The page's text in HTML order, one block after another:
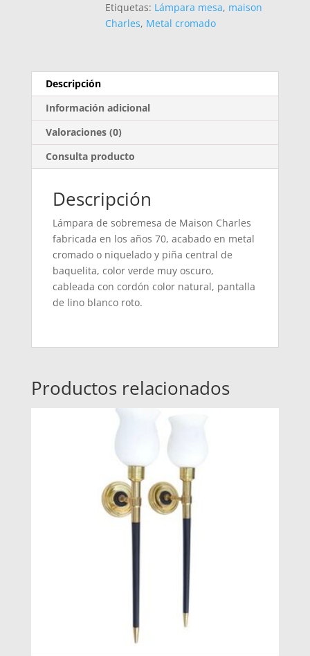
Etiquetas: Lámpara mesa, maison
Charles, Metal cromado
Descripción
Información adicional
Valoraciones (0)
Consulta producto
Descripción
Lámpara de sobremesa de Maison Charles
fabricada en los años 70, acabado en metal
cromado o niquelado y piña central de
baquelita, color verde muy oscuro,
cableada con cordón color natural, pantalla
de lino blanco roto.
Productos relacionados